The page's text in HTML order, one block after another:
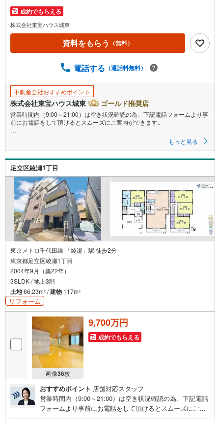
成約でもらえる
株式会社東宝ハウス城東
資料をもらう （無料）
電話する （通話料無料）
不動産会社おすすめポイント
株式会社東宝ハウス城東 ゴールド推奨店
営業時間内（9:00～21:00）は空き状況確認の為、下記電話フォームより事
前にお電話をして頂けるとスムーズにご案内ができます。
▽ご購入後もお客様の人生のパートナーとして暮らしの「安心」を守り続
けます。
【Yahoo！ 不動産キャンペーン対象店舗】
当店で物件を成約するとPayPayボーナスライトがもらえる
「Yahoo！ 不動産 物件ご成約キャンペーン」の対象になります。
「資料をもらう」「見学予約をする」ボタンからお問い合わせください。
※必ずYahoo！ JAPAN IDでログインしてください。
※PayPayボーナスライトは出金と譲渡はできません。
ご案内・詳細な資料のご請求はお気軽にどうぞ♪
お電話でのお問い合わせも常時受け付けております！
■頭金0円からのご購入可能です■（諸費用もOK）
お気軽にお問い合わせください。
もっと見る
足立区綾瀬1丁目
東京メトロ千代田線 「綾瀬」駅 徒歩2分
東京都足立区綾瀬1丁目
2004年9月（築22年）
3SLDK / 地上3階
土地66.23m2 /建物 117m2
リフォーム
画像36枚
9,700万円
成約でもらえる
おすすめポイント 店舗対応スタッフ
営業時間内（9:00～21:00）は空き状況確認の為、下記電話
フォームより事前にお電話をして頂けるとスムーズにご案